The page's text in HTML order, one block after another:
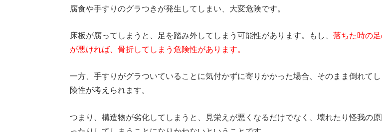
腐食や手すりのグラつきが発生してしまい、大変危険です。
床板が腐ってしまうと、足を踏み外してしまう可能性があります。もし、落ちた時の
が悪ければ、骨折してしまう危険性があります。
一方、手すりがグラついていることに気付かずに寄りかかった場合、そのまま倒れて
険性が考えられます。
つまり、構造物が劣化してしまうと、見栄えが悪くなるだけでなく、壊れたり怪我の